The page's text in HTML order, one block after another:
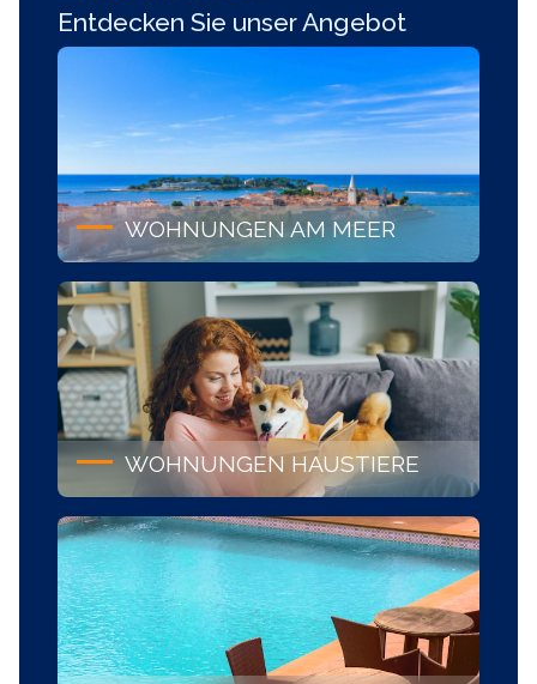
Entdecken Sie unser Angebot
WOHNUNGEN AM MEER
WOHNUNGEN HAUSTIERE